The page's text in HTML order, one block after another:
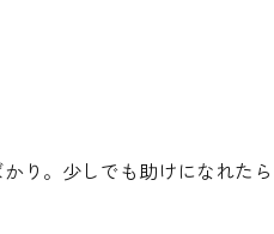
。少しでも助けになれた